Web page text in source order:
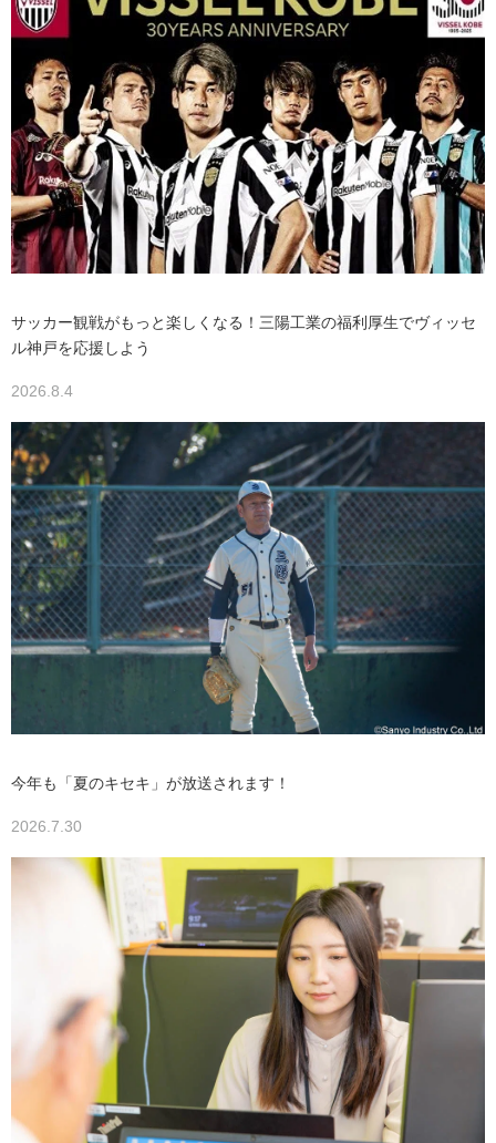
サッカー観戦がもっと楽しくなる！三陽工業の福利厚生でヴィッセ
ル神戸を応援しよう
2026.8.4
今年も「夏のキセキ」が放送されます！
2026.7.30